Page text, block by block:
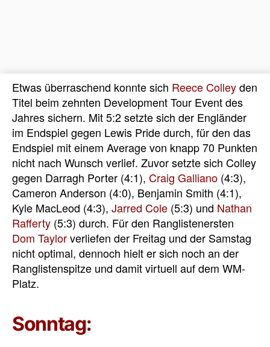
Etwas überraschend konnte sich Reece Colleyden
Titel beim zehnten Development Tour Event des
Jahres sichern. Mit 5:2 setzte sich der Engländer
im Endspiel gegen Lewis Pride durch, für den das
Endspiel mit einem Average von knapp 70 Punkten
nicht nach Wunsch verlief. Zuvor setzte sich Colley
gegen Darragh Porter (4:1), Craig Galliano (4:3),
Cameron Anderson (4:0), Benjamin Smith (4:1),
Kyle MacLeod (4:3), Jarred Cole (5:3) und Nathan
Rafferty (5:3) durch. Für den Ranglistenersten
Dom Taylorverliefen der Freitag und der Samstag
nicht optimal, dennoch hielt er sich noch an der
Ranglistenspitze und damit virtuell auf dem WM-
Platz.
Sonntag: